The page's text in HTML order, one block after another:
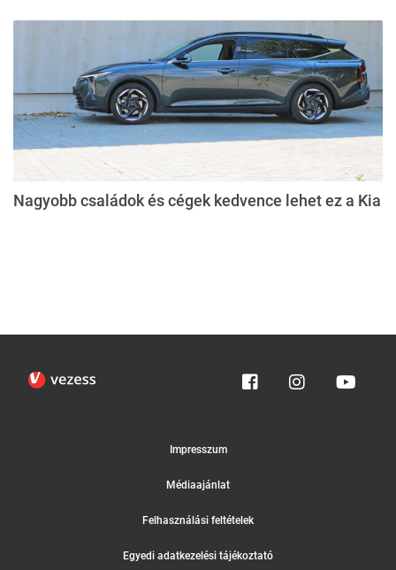
Nagyobb családok és cégek kedvence lehet ez a Kia
Impresszum
Médiaajánlat
Felhasználási feltételek
Egyedi adatkezelési tájékoztató